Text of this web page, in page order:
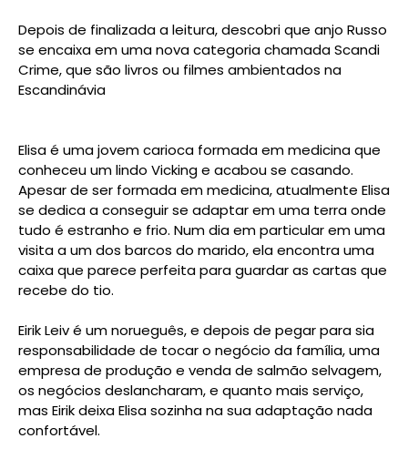
Depois de finalizada a leitura, descobri que anjo Russo
se encaixa em uma nova categoria chamada Scandi
Crime, que são livros ou filmes ambientados na
Escandinávia
Elisa é uma jovem carioca formada em medicina que
conheceu um lindo Vicking e acabou se casando.
Apesar de ser formada em medicina, atualmente Elisa
se dedica a conseguir se adaptar em uma terra onde
tudo é estranho e frio. Num dia em particular em uma
visita a um dos barcos do marido, ela encontra uma
caixa que parece perfeita para guardar as cartas que
recebe do tio.
Eirik Leiv é um norueguês, e depois de pegar para sia
responsabilidade de tocar o negócio da família, uma
empresa de produção e venda de salmão selvagem,
os negócios deslancharam, e quanto mais serviço,
mas Eirik deixa Elisa sozinha na sua adaptação nada
confortável.